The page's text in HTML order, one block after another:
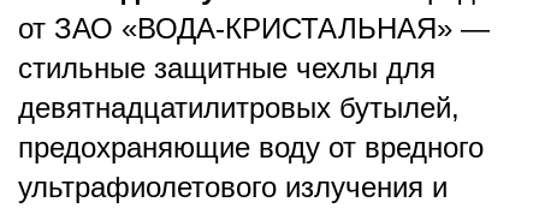
от ЗАО «ВОДА-КРИСТАЛЬНАЯ» —
стильные защитные чехлы для
девятнадцатилитровых бутылей,
предохраняющие воду от вредного
ультрафиолетового излучения и